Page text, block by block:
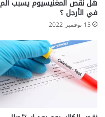
ت
ك
ل
ط
ب
ي
هل نقص المغنيسيوم يسبب ألم
في الأرجل ؟
15 نوفمبر 2022